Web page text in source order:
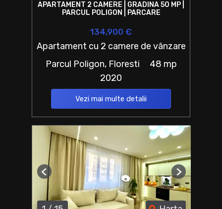
APARTAMENT 2 CAMERE | GRADINA 50 MP |
PARCUL POLIGON | PARCARE
134,900 €
Apartament cu 2 camere de vânzare
Parcul Poligon, Floresti
48 mp
2020
Vezi mai multe detalii
Previous Next